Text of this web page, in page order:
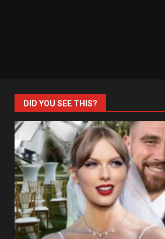
DID YOU SEE THIS?